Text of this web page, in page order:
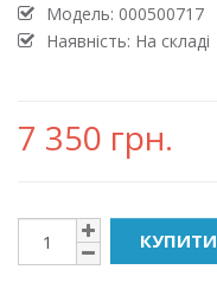
Модель: 000500717
Наявність: На складі
7 350 грн.
КУПИТИ